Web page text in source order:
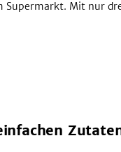
Mit nur